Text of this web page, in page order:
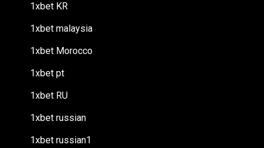
1xbet KR
1xbet malaysia
1xbet Morocco
1xbet pt
1xbet RU
1xbet russian
1xbet russian1